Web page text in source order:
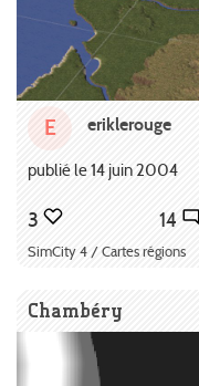
E eriklerouge
publié le 14 juin 2004
3 14
SimCity 4 / Cartes régions
Chambéry